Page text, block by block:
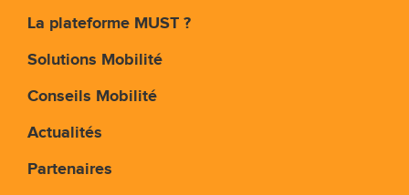
La plateforme MUST ?
Solutions Mobilité
Conseils Mobilité
Actualités
Partenaires